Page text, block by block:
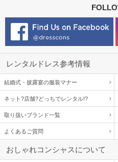
レンタルドレス参考情報
結婚式・披露宴の服装マナー
ネット?店舗?どっちでレンタル!?
取り扱いブランド一覧
よくあるご質問
おしゃれコンシャスについて